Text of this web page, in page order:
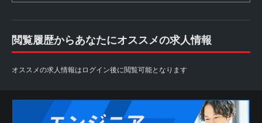
閲覧履歴からあなたにオススメの求人情報
オススメの求人情報はログイン後に閲覧可能となります